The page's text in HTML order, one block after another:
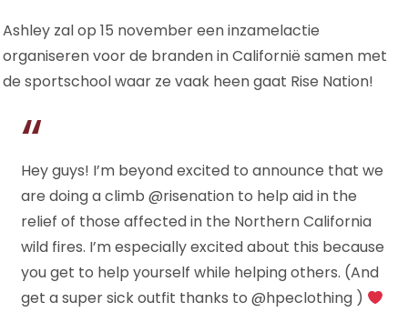
VOOR
BRANDEN
IN
CALIFORNIË
Ashley zal op 15 november een inzamelactie
organiseren voor de branden in Californië samen met
de sportschool waar ze vaak heen gaat Rise Nation!
Hey guys! I’m beyond excited to announce that we
are doing a climb @risenation to help aid in the
relief of those affected in the Northern California
wild fires. I’m especially excited about this because
you get to help yourself while helping others. (And
get a super sick outfit thanks to @hpeclothing )